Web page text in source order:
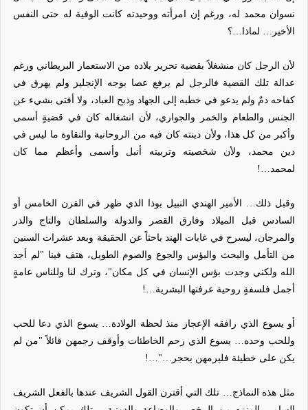
نسوان محمد له، ورغم إن امرأته ووحيدته كانت الوفية له حتى النفس
الأخير… لماذا…؟
لأن الرجل كان منشغلاً بقضية تحرير بلاده من الاستعمار البريطاني ورغم
عدالة تلك القضية فالرجل لم يرفع عصا بوجه الإنجليز ولم يهرق في
كفاحه دمٌ ولم يدعو في خطبه إلى الجهاد وذبح العباد، ولا أفتى بشيء عن
الجنس والطعام والخمر والجواري، لأن انشغاله كان في قضيةٍ أسمى
وأكبر من كل هذا، ولأن دينته كان فيه من الروحانية والنقاوة ما ليس في
دين محمد، ولأن شخصيته وتربيته أنبل وأسمى وأعظم مما كان
لمحمد…!
وقبل ذلك… الأمير الهندي النبيل بوذا الذي ظهر في القرن الخامس أو
السادس قبل الميلاد وفارق القصر والدولة والسلطان والتاج والدر
والمرجان، ليسرح في غابات الهند باحثاً عن الحقيقة وبعد عشرات السنين
من التأمل والبحث والبؤس والجوع والصوم الطويل، هتف فينا "لم أجد
الله ولكني وجدت بؤس الإنسان في كل مكان"، وترك لنا وللناس عامةٍ
أجمل فلسفةٍ روحية عرفتها البشرية…!
أو يسوع الذي رافقه الإعجاز منذ لحظة الولادة… يسوع الذي دعا للحب
وللحب وحده… يسوع الذي رحم الخاطئات وأوقف رجمهن قائلاً "من لم
يكن على خطيئة فليرمهن بحجر…"…!
مثل هذه النماذج… تلك التي أقترن القول الشريف عندها بالفعل الشريف